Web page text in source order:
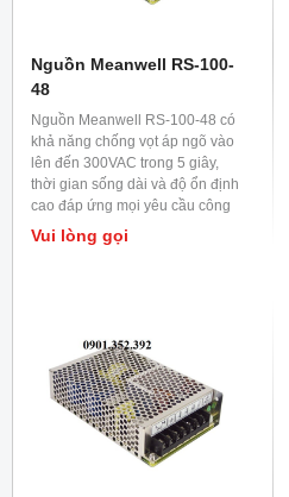
Nguồn Meanwell RS-100-
48
Nguồn Meanwell RS-100-48 có
khả năng chống vọt áp ngõ vào
lên đến 300VAC trong 5 giây,
thời gian sống dài và độ ổn định
cao đáp ứng mọi yêu cầu công
nghiệp và chiếu sáng LED.
Vui lòng gọi